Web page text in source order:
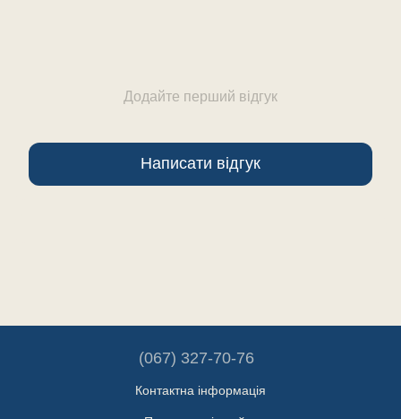
Додайте перший відгук
Написати відгук
(067) 327-70-76
Контактна інформація